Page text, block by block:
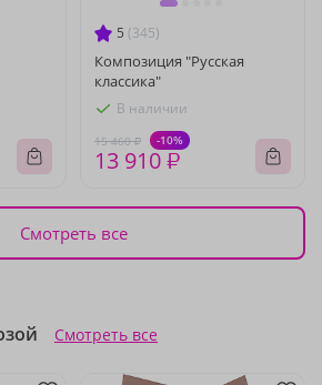
5 (345)
Композиция "Русская
классика"
В наличии
15 460 ₽ -10%
13 910 ₽
Смотреть все
Смотреть все